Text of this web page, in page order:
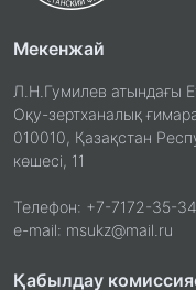
Мекенжай
Л.Н.Гумилев атындағы
Оқу-зертханалық
010010, Қазақстан
көшесі, 11
Телефон: +7-7172-35-
e-mail: msukz@mail.ru
Қабылдау